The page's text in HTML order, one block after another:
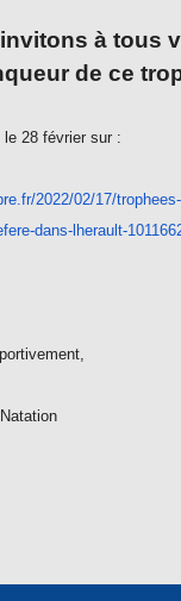
à tous
de ce
28 février sur :
2022/02/17/
dans-lherault-